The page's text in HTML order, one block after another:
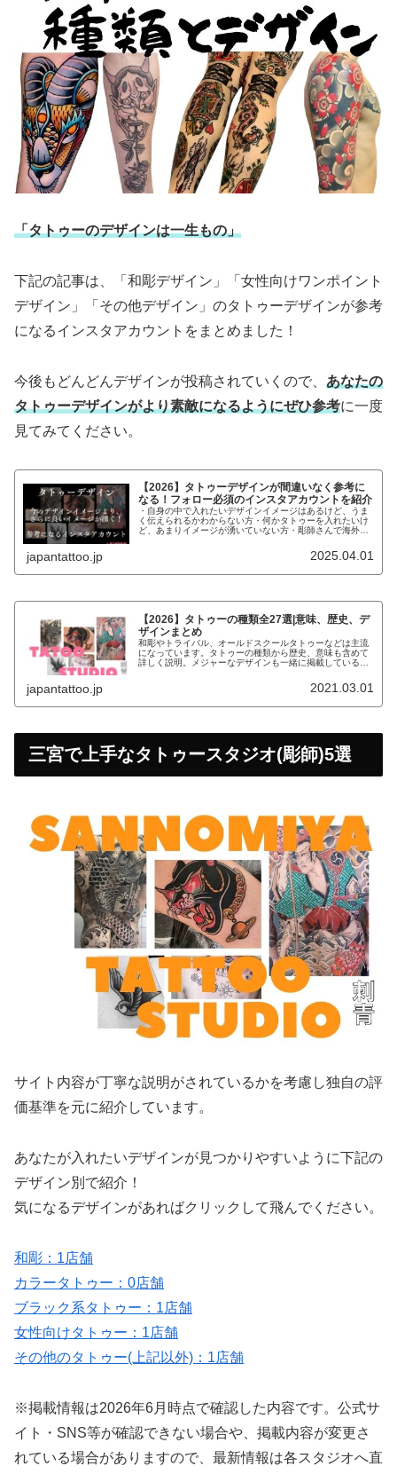
「タトゥーのデザインは一生もの」
下記の記事は、「和彫デザイン」「女性向けワンポイント
デザイン」「その他デザイン」のタトゥーデザインが参考
になるインスタアカウントをまとめました！
今後もどんどんデザインが投稿されていくので、 あなたの
タトゥーデザインがより素敵になるようにぜひ参考に一度
見てみてください。
【2026】タトゥーデザインが間違いなく参考に
なる！フォロー必須のインスタアカウントを紹介
・自身の中で入れたいデザインイメージはあるけど、うま
く伝えられるかわからない方・何かタトゥーを入れたいけ
ど、あまりイメージが湧いていない方・彫師さんで海外の
japantattoo.jp 2025.04.01
【2026】タトゥーの種類全27選|意味、歴史、デ
ザインまとめ
和彫やトライバル、オールドスクールタトゥーなどは主流
になっています。タトゥーの種類から歴史、意味も含めて
詳しく説明。メジャーなデザインも一緒に掲載しているの
japantattoo.jp 2021.03.01
三宮で上手なタトゥースタジオ(彫師)5選
サイト内容が丁寧な説明がされているかを考慮し独自の評
価基準を元に紹介しています。
あなたが入れたいデザインが見つかりやすいように下記の
デザイン別で紹介！
気になるデザインがあればクリックして飛んでください。
和彫：1店舗
カラータトゥー：0店舗
ブラック系タトゥー：1店舗
女性向けタトゥー：1店舗
その他のタトゥー(上記以外)：1店舗
※掲載情報は2026年6月時点で確認した内容です。公式サ
イト・SNS等が確認できない場合や、掲載内容が変更さ
れている場合がありますので、最新情報は各スタジオへ直